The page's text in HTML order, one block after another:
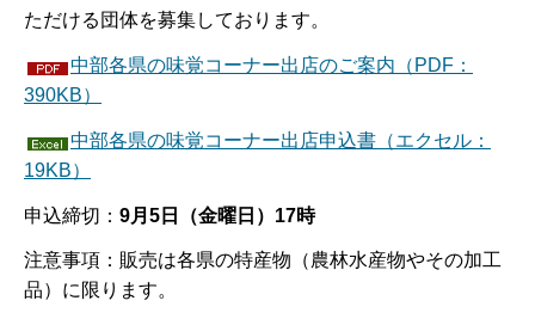
ただける団体を募集しております。
中部各県の味覚コーナー出店のご案内（PDF：
390KB）
中部各県の味覚コーナー出店申込書（エクセル：
19KB）
申込締切： 9月5日（金曜日）17時
注意事項：販売は各県の特産物（農林水産物やその加工
品）に限ります。